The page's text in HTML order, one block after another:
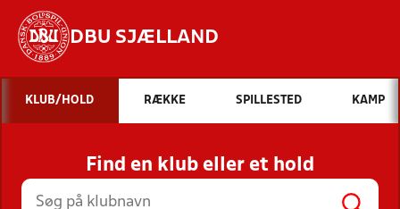
DBU SJÆLLAND
Hvad vil du søge efter?
INDHOLD OG NYHEDER
STILLINGER, RESULTATER, KLUBBER OG
HOLD
KLUB/HOLD RÆKKE SPILLESTED KAMP
Find en klub eller et hold